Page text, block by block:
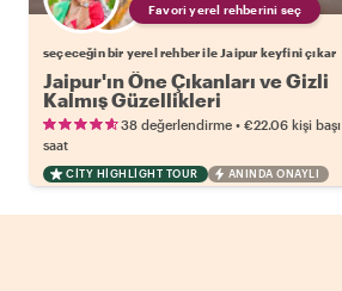
Favori yerel rehberini seç
seçeceğin bir yerel rehber ile Jaipur keyfini çıkar
Jaipur'ın Öne Çıkanları ve Gizli
Kalmış Güzellikleri
38 değerlendirme • €22.06 kişi başı
saat
CITY HIGHLIGHT TOUR ANINDA ONAYLI